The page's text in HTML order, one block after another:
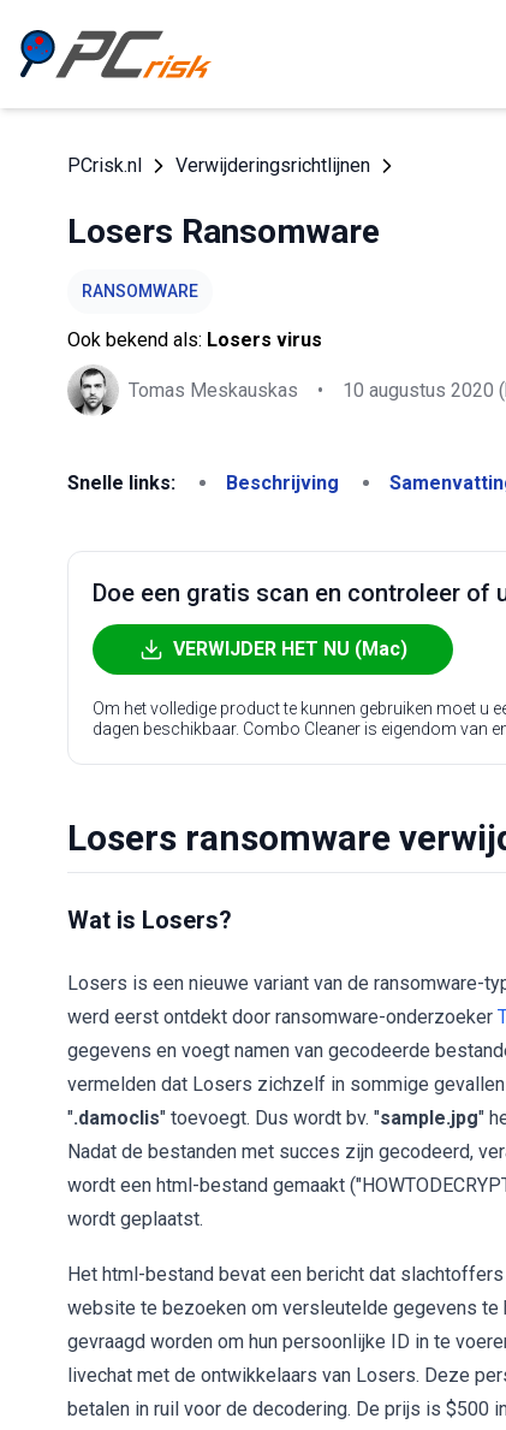
PCrisk.nl Verwijderingsrichtlijnen
Losers Ransomware
RANSOMWARE
Ook bekend als: Losers virus
Tomas Meskauskas • 10 augustus 2020
Snelle links: Beschrijving
Doe een gratis scan en controleer of
VERWIJDER HET NU (Mac)
Om het volledige product te kunnen gebruiken moet u
dagen beschikbaar. Combo Cleaner is eigendom van
Losers ransomware
Wat is Losers?
Losers is een nieuwe variant van de ransomware-
werd eerst ontdekt door ransomware-onderzoeker
gegevens en voegt namen van gecodeerde
vermelden dat Losers zichzelf in sommige gevallen
".damoclis" toevoegt. Dus wordt bv. "sample.jpg"
Nadat de bestanden met succes zijn gecodeerd,
wordt een html-bestand gemaakt
wordt geplaatst.
Het html-bestand bevat een bericht dat
website te bezoeken om versleutelde gegevens
gevraagd worden om hun persoonlijke ID in te
livechat met de ontwikkelaars van Losers. Deze
betalen in ruil voor de decodering. De prijs is